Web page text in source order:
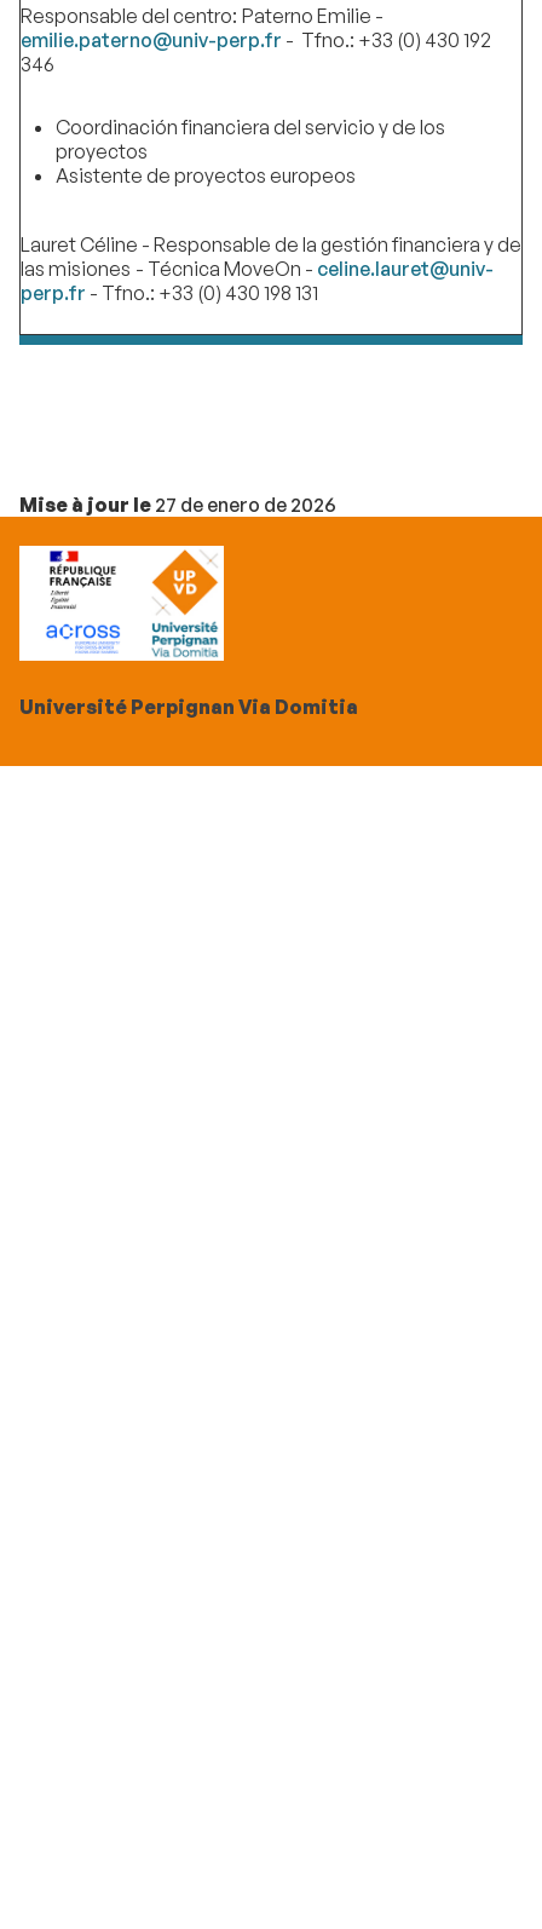
Responsable del centro: Paterno Emilie -
emilie.paterno@univ-perp.fr - Tfno.: +33 (0) 430 192
346
Coordinación financiera del servicio y de los
proyectos
Asistente de proyectos europeos
Lauret Céline - Responsable de la gestión financiera y de
las misiones - Técnica MoveOn - celine.lauret@univ-
perp.fr - Tfno.: +33 (0) 430 198 131
Mise à jour le 27 de enero de 2026
Université Perpignan Via Domitia